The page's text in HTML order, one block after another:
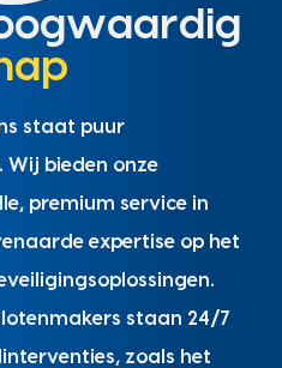
staat puur
bieden onze
premium service in
expertise op het
staan 24/7
zoals het